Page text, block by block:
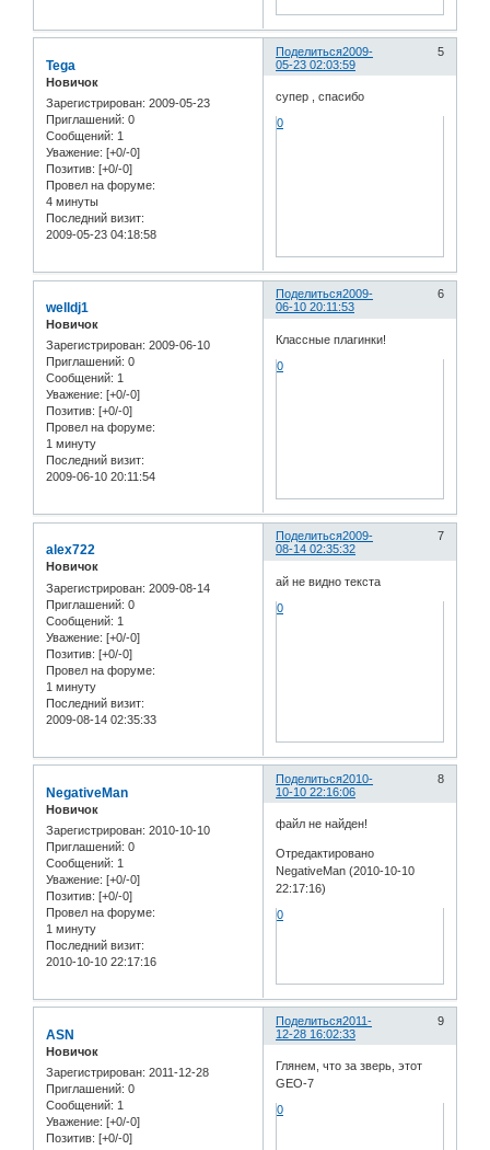
Поделиться 5
2009-
05-23 02:03:59
Tega
Новичок
Зарегистрирован: 2009-05-23
Приглашений: 0
Сообщений: 1
Уважение: [+0/-0]
Позитив: [+0/-0]
Провел на форуме:
4 минуты
Последний визит:
2009-05-23 04:18:58
супер , спасибо
0
Поделиться 6
2009-
06-10 20:11:53
welldj1
Новичок
Зарегистрирован: 2009-06-10
Приглашений: 0
Сообщений: 1
Уважение: [+0/-0]
Позитив: [+0/-0]
Провел на форуме:
1 минуту
Последний визит:
2009-06-10 20:11:54
Классные плагинки!
0
Поделиться 7
2009-
08-14 02:35:32
alex722
Новичок
Зарегистрирован: 2009-08-14
Приглашений: 0
Сообщений: 1
Уважение: [+0/-0]
Позитив: [+0/-0]
Провел на форуме:
1 минуту
Последний визит:
2009-08-14 02:35:33
ай не видно текста
0
Поделиться 8
2010-
10-10 22:16:06
NegativeMan
Новичок
Зарегистрирован: 2010-10-10
Приглашений: 0
Сообщений: 1
Уважение: [+0/-0]
Позитив: [+0/-0]
Провел на форуме:
1 минуту
Последний визит:
2010-10-10 22:17:16
файл не найден!
Отредактировано
NegativeMan (2010-10-10
22:17:16)
0
Поделиться 9
2011-
12-28 16:02:33
ASN
Новичок
Зарегистрирован: 2011-12-28
Приглашений: 0
Сообщений: 1
Уважение: [+0/-0]
Позитив: [+0/-0]
Глянем, что за зверь, этот
GEO-7
0